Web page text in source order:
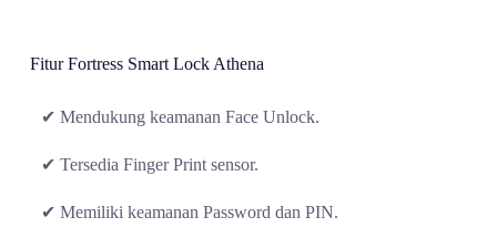
Fitur Fortress Smart Lock Athena
✔ Mendukung keamanan Face Unlock.
✔ Tersedia Finger Print sensor.
✔ Memiliki keamanan Password dan PIN.